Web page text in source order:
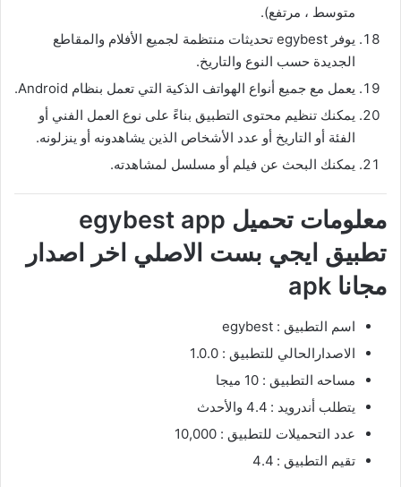
متوسط ​​، مرتفع).
يوفر egybest تحديثات منتظمة لجميع الأفلام والمقاطع
الجديدة حسب النوع والتاريخ.
يعمل مع جميع أنواع الهواتف الذكية التي تعمل بنظام Android.
يمكنك تنظيم محتوى التطبيق بناءً على نوع العمل الفني أو
الفئة أو التاريخ أو عدد الأشخاص الذين يشاهدونه أو ينزلونه.
يمكنك البحث عن فيلم أو مسلسل لمشاهدته.
معلومات تحميل egybest app
تطبيق ايجي بست الاصلي اخر اصدار
مجانا apk
اسم التطبيق : egybest
الاصدارالحالي للتطبيق : 1.0.0
مساحه التطبيق : 10 ميجا
يتطلب أندرويد : 4.4 والأحدث
عدد التحميلات للتطبيق : 10,000
تقيم التطبيق : 4.4